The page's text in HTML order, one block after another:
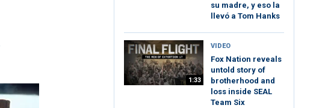
su madre, y eso la
llevó a Tom Hanks
1:33
VIDEO
Fox Nation reveals
untold story of
brotherhood and
loss inside SEAL
Team Six